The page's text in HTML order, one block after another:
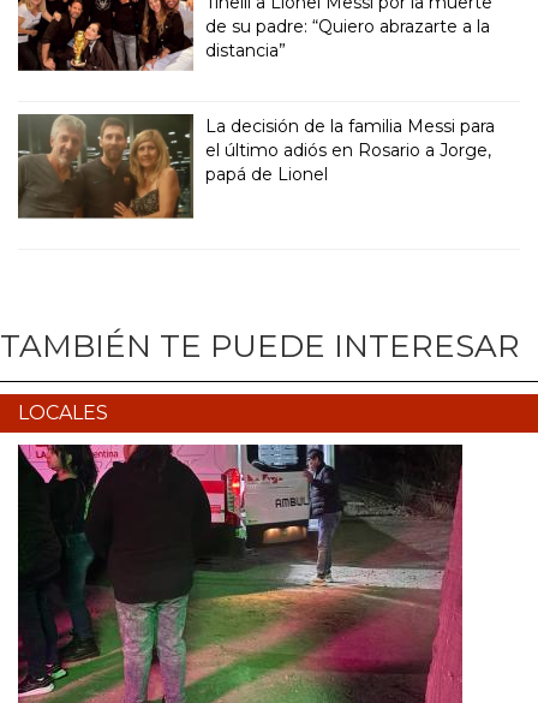
de su padre: “Quiero abrazarte a la
distancia”
La decisión de la familia Messi para
el último adiós en Rosario a Jorge,
papá de Lionel
TAMBIÉN TE PUEDE INTERESAR
LOCALES